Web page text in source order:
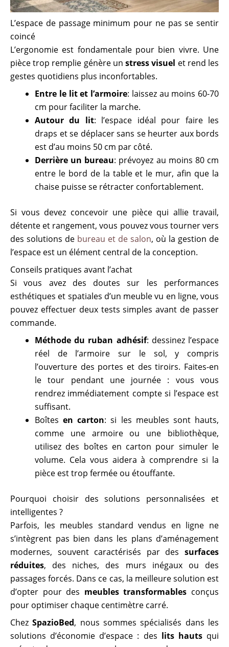
L’espace de passage minimum pour ne pas se sentir
coincé
L’ergonomie est fondamentale pour bien vivre. Une
pièce trop remplie génère unstress visuel et rend les
gestes quotidiens plus inconfortables.
Entre le lit et l’armoire: laissez au moins 60-70
cm pour faciliter la marche.
Autour du lit: l’espace idéal pour faire les
draps et se déplacer sans se heurter aux bords
est d’au moins 50 cm par côté.
Derrière un bureau: prévoyez au moins 80 cm
entre le bord de la table et le mur, afin que la
chaise puisse se rétracter confortablement.
Si vous devez concevoir une pièce qui allie travail,
détente et rangement, vous pouvez vous tourner vers
des solutions de bureau et de salon, où la gestion de
l’espace est un élément central de la conception.
Conseils pratiques avant l’achat
Si vous avez des doutes sur les performances
esthétiques et spatiales d’un meuble vu en ligne, vous
pouvez effectuer deux tests simples avant de passer
commande.
Méthode du ruban adhésif: dessinez l’espace
réel de l’armoire sur le sol, y compris
l’ouverture des portes et des tiroirs. Faites-en
le tour pendant une journée : vous vous
rendrez immédiatement compte si l’espace est
suffisant.
Boîtesen carton: si les meubles sont hauts,
comme une armoire ou une bibliothèque,
utilisez des boîtes en carton pour simuler le
volume. Cela vous aidera à comprendre si la
pièce est trop fermée ou étouffante.
Pourquoi choisir des solutions personnalisées et
intelligentes ?
Parfois, les meubles standard vendus en ligne ne
s’intègrent pas bien dans les plans d’aménagement
modernes, souvent caractérisés par des surfaces
réduites, des niches, des murs inégaux ou des
passages forcés. Dans ce cas, la meilleure solution est
d’opter pour des meubles transformables conçus
pour optimiser chaque centimètre carré.
ChezSpazioBed, nous sommes spécialisés dans les
solutions d’économie d’espace : des lits hautsqui